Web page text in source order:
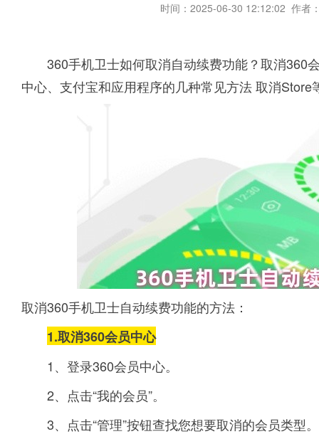
时间：2025-06-30 12:12:02 作者
360手机卫士如何取消自动续费功能？取消360
中心、支付宝和应用程序的几种常见方法 取消Store
取消360手机卫士自动续费功能的方法：
1.取消360会员中心
1、登录360会员中心。
2、点击“我的会员”。
3、点击“管理”按钮查找您想要取消的会员类型。